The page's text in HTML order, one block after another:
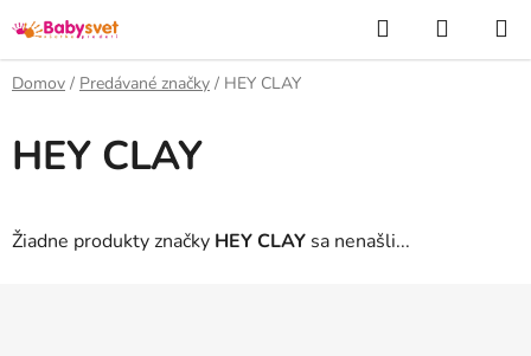
na
obsah
Hľadať
KOŠÍK
Domov / Predávané značky / HEY CLAY
HEY CLAY
Žiadne produkty značky HEY CLAY sa nenašli...